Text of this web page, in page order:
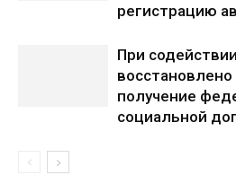
регистрацию
При
получение
социальной